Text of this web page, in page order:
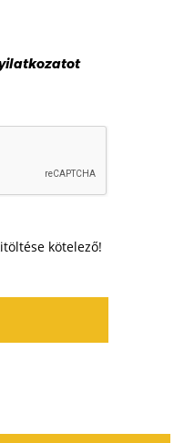
ot
kötelező!